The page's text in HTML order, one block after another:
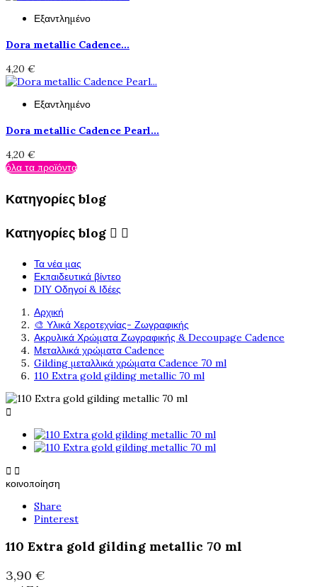
Εξαντλημένο
Dora metallic Cadence...
4,20 €
Εξαντλημένο
Dora metallic Cadence Pearl...
4,20 €
όλα τα προϊόντα
Κατηγορίες blog
Κατηγορίες blog  
Τα νέα μας
Εκπαιδευτικά βίντεο
DIY Οδηγοί & Ιδέες
Αρχική
🎨 Υλικά Χεροτεχνίας- Ζωγραφικής
Ακρυλικά Χρώματα Ζωγραφικής & Decoupage Cadence
Μεταλλικά χρώματα Cadence
Gilding μεταλλικά χρώματα Cadence 70 ml
110 Extra gold gilding metallic 70 ml

 
κοινοποίηση
Share
Pinterest
110 Extra gold gilding metallic 70 ml
3,90 €